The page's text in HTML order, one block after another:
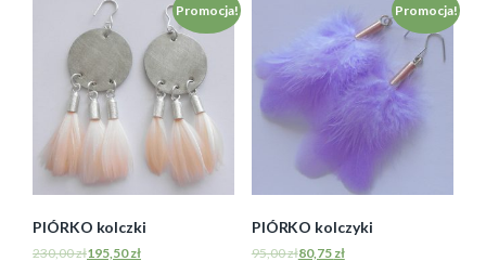
Promocja!
PIÓRKO kolczki
230,00zł195,50zł
Promocja!
PIÓRKO kolczyki
95,00zł80,75 zł